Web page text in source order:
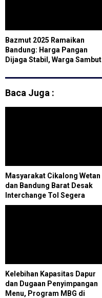
Bazmut 2025 Ramaikan
Bandung: Harga Pangan
Dijaga Stabil, Warga Sambut
Baca Juga :
Masyarakat Cikalong Wetan
dan Bandung Barat Desak
Interchange Tol Segera
Dibuka
Kelebihan Kapasitas Dapur
dan Dugaan Penyimpangan
Menu, Program MBG di